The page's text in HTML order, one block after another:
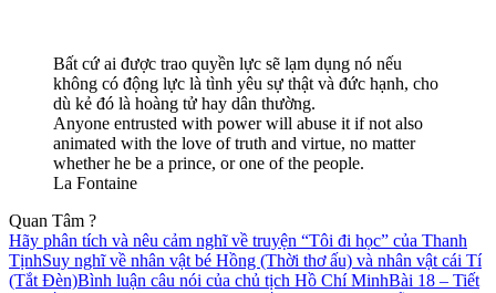
Bất cứ ai được trao quyền lực sẽ lạm dụng nó nếu
không có động lực là tình yêu sự thật và đức hạnh, cho
dù kẻ đó là hoàng tử hay dân thường.
Anyone entrusted with power will abuse it if not also
animated with the love of truth and virtue, no matter
whether he be a prince, or one of the people.
La Fontaine
Quan Tâm ?
Hãy phân tích và nêu cảm nghĩ về truyện “Tôi đi học” của Thanh
TịnhSuy nghĩ về nhân vật bé Hồng (Thời thơ ấu) và nhân vật cái Tí
(Tắt Đèn)Bình luận câu nói của chủ tịch Hồ Chí MinhBài 18 – Tiết